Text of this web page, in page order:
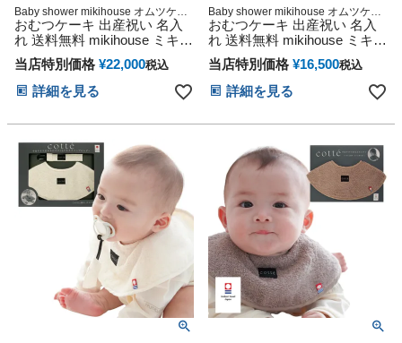
Baby shower mikihouse オムツケー
キ おむつタワー ダイパーケーキ
おむつケーキ 出産祝い 名入
れ 送料無料 mikihouse ミキハ
ウス 使用 豪華DX3段 今治タ
オル ダイパーケーキ 思い出
赤ちゃん 子供 出産 マタニテ
ィ フォト パパ ママ ベイビー
七五三 初節句 子供の日 ギフ
トセット 人気 端午の節句 ひ
な祭り 男の子 女の子
当店特別価格 ¥22,000税込
詳細を見る
Baby shower mikihouse オムツケー
キ おむつタワー ダイパーケーキ
おむつケーキ 出産祝い 名入
れ 送料無料 mikihouse ミキハ
ウス 使用 豪華DX3段 今治タ
オル ダイパーケーキ 思い出
赤ちゃん 子供 出産 マタニテ
ィ フォト パパ ママ ベイビー
七五三 初節句 子供の日 ギフ
トセット 人気 端午の節句 ひ
な祭り 男の子 女の子
当店特別価格 ¥16,500税込
詳細を見る